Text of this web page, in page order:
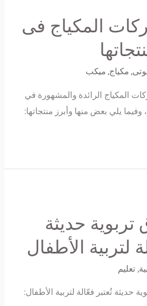
المكياج فى
, مكياج, ميكب
المكياج الرائدة والمشهورة في
وفيما يلي بعض منها وأبرز منتجاتها:
حديثة
لتربية الأطفال
, تعليم
حديثة تُعتبر فعّالة لتربية الأطفال: